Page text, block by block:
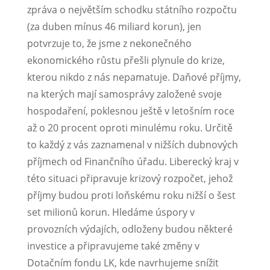
zpráva o největším schodku státního rozpočtu
(za duben mínus 46 miliard korun), jen
potvrzuje to, že jsme z nekonečného
ekonomického růstu přešli plynule do krize,
kterou nikdo z nás nepamatuje. Daňové příjmy,
na kterých mají samosprávy založené svoje
hospodaření, poklesnou ještě v letošním roce
až o 20 procent oproti minulému roku. Určitě
to každý z vás zaznamenal v nižších dubnových
příjmech od Finančního úřadu. Liberecký kraj v
této situaci připravuje krizový rozpočet, jehož
příjmy budou proti loňskému roku nižší o šest
set milionů korun. Hledáme úspory v
provozních výdajích, odloženy budou některé
investice a připravujeme také změny v
Dotačním fondu LK, kde navrhujeme snížit